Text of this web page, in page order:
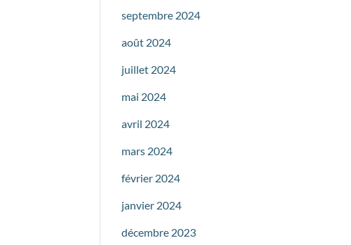
septembre 2024
août 2024
juillet 2024
mai 2024
avril 2024
mars 2024
février 2024
janvier 2024
décembre 2023